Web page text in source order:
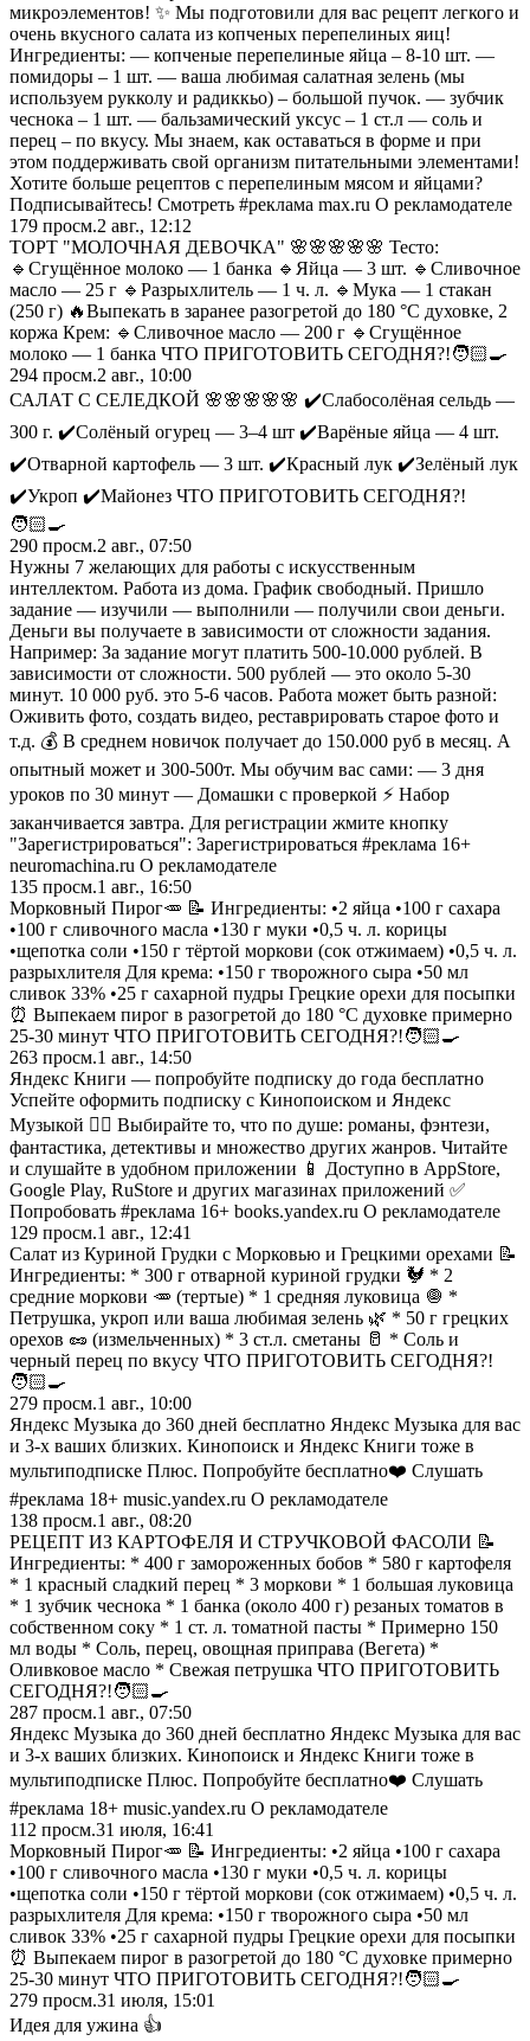
микроэлементов! ✨ Мы подготовили для вас рецепт легкого и
очень вкусного салата из копченых перепелиных яиц!
Ингредиенты: — копченые перепелиные яйца – 8-10 шт. —
помидоры – 1 шт. — ваша любимая салатная зелень (мы
используем рукколу и радиккьо) – большой пучок. — зубчик
чеснока – 1 шт. — бальзамический уксус – 1 ст.л — соль и
перец – по вкусу. Мы знаем, как оставаться в форме и при
этом поддерживать свой организм питательными элементами!
Хотите больше рецептов с перепелиным мясом и яйцами?
Подписывайтесь! Смотреть #реклама max.ru О рекламодателе
179 просм.2 авг., 12:12
ТОРТ "МОЛОЧНАЯ ДЕВОЧКА" 🌸🌸🌸🌸🌸 Тесто:
🔹Сгущённое молоко — 1 банка 🔹Яйца — 3 шт. 🔹Сливочное
масло — 25 г 🔹Разрыхлитель — 1 ч. л. 🔹Мука — 1 стакан
(250 г) 🔥Выпекать в заранее разогретой до 180 °C духовке, 2
коржа Крем: 🔹Сливочное масло — 200 г 🔹Сгущённое
молоко — 1 банка ЧТО ПРИГОТОВИТЬ СЕГОДНЯ?!🧑🏻‍🍳
294 просм.2 авг., 10:00
САЛАТ С СЕЛЕДКОЙ 🌸🌸🌸🌸🌸 ✔️Слабосолёная сельдь —
300 г. ✔️Солёный огурец — 3–4 шт ✔️Варёные яйца — 4 шт.
✔️Отварной картофель — 3 шт. ✔️Красный лук ✔️Зелёный лук
✔️Укроп ✔️Майонез ЧТО ПРИГОТОВИТЬ СЕГОДНЯ?!
🧑🏻‍🍳
290 просм.2 авг., 07:50
Нужны 7 желающих для работы с искусственным
интеллектом. Работа из дома. График свободный. Пришло
задание — изучили — выполнили — получили свои деньги.
Деньги вы получаете в зависимости от сложности задания.
Например: За задание могут платить 500-10.000 рублей. В
зависимости от сложности. 500 рублей — это около 5-30
минут. 10 000 руб. это 5-6 часов. Работа может быть разной:
Оживить фото, создать видео, реставрировать старое фото и
т.д. 💰 В среднем новичок получает до 150.000 руб в месяц. А
опытный может и 300-500т. Мы обучим вас сами: — 3 дня
уроков по 30 минут — Домашки с проверкой ⚡ Набор
заканчивается завтра. Для регистрации жмите кнопку
"Зарегистрироваться": Зарегистрироваться #реклама 16+
neuromachina.ru О рекламодателе
135 просм.1 авг., 16:50
Морковный Пирог🥕 📝 Ингредиенты: •2 яйца •100 г сахара
•100 г сливочного масла •130 г муки •0,5 ч. л. корицы
•щепотка соли •150 г тёртой моркови (сок отжимаем) •0,5 ч. л.
разрыхлителя Для крема: •150 г творожного сыра •50 мл
сливок 33% •25 г сахарной пудры Грецкие орехи для посыпки
⏰ Выпекаем пирог в разогретой до 180 °C духовке примерно
25-30 минут ЧТО ПРИГОТОВИТЬ СЕГОДНЯ?!🧑🏻‍🍳
263 просм.1 авг., 14:50
Яндекс Книги — попробуйте подписку до года бесплатно
Успейте оформить подписку с Кинопоиском и Яндекс
Музыкой 🏃‍♂️ Выбирайте то, что по душе: романы, фэнтези,
фантастика, детективы и множество других жанров. Читайте
и слушайте в удобном приложении 📱 Доступно в AppStore,
Google Play, RuStore и других магазинах приложений ✅
Попробовать #реклама 16+ books.yandex.ru О рекламодателе
129 просм.1 авг., 12:41
Салат из Куриной Грудки с Морковью и Грецкими орехами 📝
Ингредиенты: * 300 г отварной куриной грудки 🐓 * 2
средние моркови 🥕 (тертые) * 1 средняя луковица 🧅 *
Петрушка, укроп или ваша любимая зелень 🌿 * 50 г грецких
орехов 🥜 (измельченных) * 3 ст.л. сметаны 🥛 * Соль и
черный перец по вкусу ЧТО ПРИГОТОВИТЬ СЕГОДНЯ?!
🧑🏻‍🍳
279 просм.1 авг., 10:00
Яндекс Музыка до 360 дней бесплатно Яндекс Музыка для вас
и 3-х ваших близких. Кинопоиск и Яндекс Книги тоже в
мультиподписке Плюс. Попробуйте бесплатно❤️ Слушать
#реклама 18+ music.yandex.ru О рекламодателе
138 просм.1 авг., 08:20
РЕЦЕПТ ИЗ КАРТОФЕЛЯ И СТРУЧКОВОЙ ФАСОЛИ 📝
Ингредиенты: * 400 г замороженных бобов * 580 г картофеля
* 1 красный сладкий перец * 3 моркови * 1 большая луковица
* 1 зубчик чеснока * 1 банка (около 400 г) резаных томатов в
собственном соку * 1 ст. л. томатной пасты * Примерно 150
мл воды * Соль, перец, овощная приправа (Вегета) *
Оливковое масло * Свежая петрушка ЧТО ПРИГОТОВИТЬ
СЕГОДНЯ?!🧑🏻‍🍳
287 просм.1 авг., 07:50
Яндекс Музыка до 360 дней бесплатно Яндекс Музыка для вас
и 3-х ваших близких. Кинопоиск и Яндекс Книги тоже в
мультиподписке Плюс. Попробуйте бесплатно❤️ Слушать
#реклама 18+ music.yandex.ru О рекламодателе
112 просм.31 июля, 16:41
Морковный Пирог🥕 📝 Ингредиенты: •2 яйца •100 г сахара
•100 г сливочного масла •130 г муки •0,5 ч. л. корицы
•щепотка соли •150 г тёртой моркови (сок отжимаем) •0,5 ч. л.
разрыхлителя Для крема: •150 г творожного сыра •50 мл
сливок 33% •25 г сахарной пудры Грецкие орехи для посыпки
⏰ Выпекаем пирог в разогретой до 180 °C духовке примерно
25-30 минут ЧТО ПРИГОТОВИТЬ СЕГОДНЯ?!🧑🏻‍🍳
279 просм.31 июля, 15:01
Идея для ужина 👍